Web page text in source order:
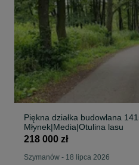
Piękna działka budowlana
Młynek|Media|Otulina lasu
218 000 zł
Szymanów - 18 lipca 2026